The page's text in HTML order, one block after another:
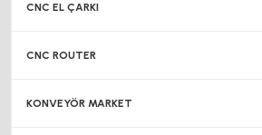
CNC EL ÇARKI
CNC ROUTER
KONVEYÖR MARKET